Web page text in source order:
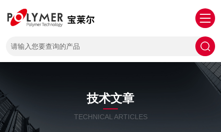
技术文章
TECHNICAL ARTICLES